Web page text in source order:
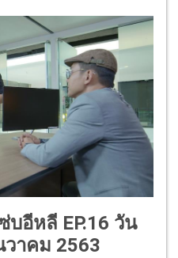
บอีหลี EP.16 วัน
าคม 2563